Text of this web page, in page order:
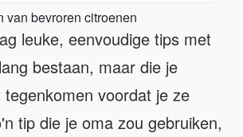
van bevroren citroenen
leuke, eenvoudige tips met
bestaan, maar die je
voordat je ze
tip die je oma zou gebruiken,